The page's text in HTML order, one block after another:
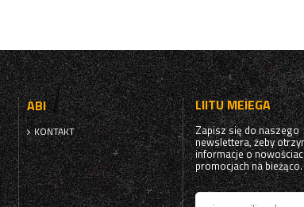
ABI
KONTAKT
LIITU MEIEGA
Zapisz się do naszego
newslettera, żeby
informacje o
promocjach na bieżąco.